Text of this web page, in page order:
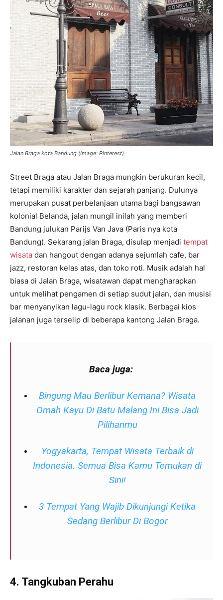
Jalan Braga kota Bandung (Image: Pinterest)
Street Braga atau Jalan Braga mungkin berukuran kecil,
tetapi memiliki karakter dan sejarah panjang. Dulunya
merupakan pusat perbelanjaan utama bagi bangsawan
kolonial Belanda, jalan mungil inilah yang memberi
Bandung julukan Parijs Van Java (Paris nya kota
Bandung). Sekarang jalan Braga, disulap menjadi tempat
wisata dan hangout dengan adanya sejumlah cafe, bar
jazz, restoran kelas atas, dan toko roti. Musik adalah hal
biasa di Jalan Braga, wisatawan dapat mengharapkan
untuk melihat pengamen di setiap sudut jalan, dan musisi
bar menyanyikan lagu-lagu rock klasik. Berbagai kios
jalanan juga terselip di beberapa kantong Jalan Braga.
Baca juga:
Bingung Mau Berlibur Kemana? Wisata
Omah Kayu Di Batu Malang Ini Bisa Jadi
Pilihanmu
Yogyakarta, Tempat Wisata Terbaik di
Indonesia. Semua Bisa Kamu Temukan di
Sini!
3 Tempat Yang Wajib Dikunjungi Ketika
Sedang Berlibur Di Bogor
4. Tangkuban Perahu